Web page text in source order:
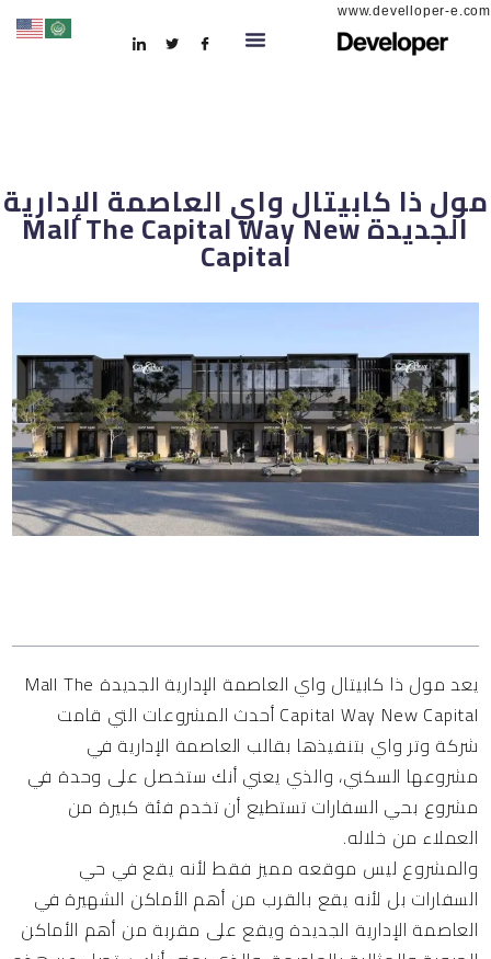
www.develloper-e.com
مول ذا كابيتال واي العاصمة الإدارية
الجديدة Mall The Capital Way New
Capital
يعد مول ذا كابيتال واي العاصمة الإدارية الجديدة Mall The
Capital Way New Capital أحدث المشروعات التي قامت
شركة وتر واي بتنفيذها بقالب العاصمة الإدارية في
مشروعها السكني، والذي يعني أنك ستخصل على وحدة في
مشروع بحي السفارات تستطيع أن تخدم فئة كبيرة من
العملاء من خلاله.
والمشروع ليس موقعه مميز فقط لأنه يقع في حي
السفارات بل لأنه يقع بالقرب من أهم الأماكن الشهيرة في
العاصمة الإدارية الجديدة ويقع على مقربة من أهم الأماكن